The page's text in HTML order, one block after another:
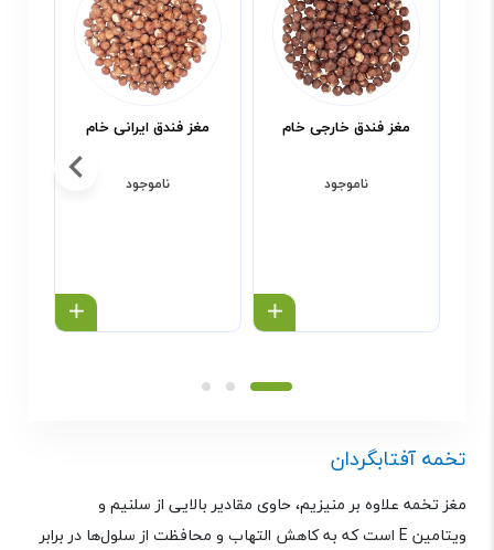
مغز فندق خارجی خام
ناموجود
مغز فندق ایرانی خام
ناموجود
تخمه آفتابگردان
مغز تخمه علاوه بر منیزیم، حاوی مقادیر بالایی از سلنیم و
ویتامین E است که به کاهش التهاب و محافظت از سلول‌ها در برابر